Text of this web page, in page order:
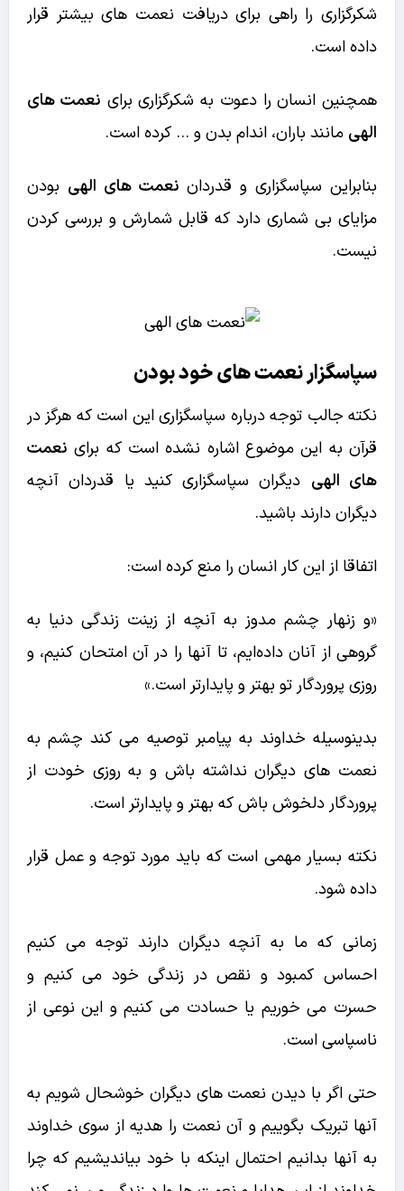
شکرگزاری را راهی برای دریافت نعمت های بیشتر قرار
داده است.
همچنین انسان را دعوت به شکرگزاری برای نعمت های
الهی مانند باران، اندام بدن و … کرده است.
بنابراین سپاسگزاری و قدردان نعمت های الهی بودن
مزایای بی شماری دارد که قابل شمارش و بررسی کردن
نیست.
سپاسگزار نعمت های خود بودن
نکته جالب توجه درباره سپاسگزاری این است که هرگز در
قرآن به این موضوع اشاره نشده است که برای نعمت
های الهی دیگران سپاسگزاری کنید یا قدردان آنچه
دیگران دارند باشید.
اتفاقا از این کار انسان را منع کرده است:
«و زنهار چشم مدوز به آنچه از زينت زندگى دنيا به
گروهى از آنان داده‌ايم، تا آنها را در آن امتحان كنيم، و
روزى پروردگار تو بهتر و پايدارتر است.»
بدینوسیله خداوند به پیامبر توصیه می کند چشم به
نعمت های دیگران نداشته باش و به روزی خودت از
پروردگار دلخوش باش که بهتر و پایدارتر است.
نکته بسیار مهمی است که باید مورد توجه و عمل قرار
داده شود.
زمانی که ما به آنچه دیگران دارند توجه می کنیم
احساس کمبود و نقص در زندگی خود می کنیم و
حسرت می خوریم یا حسادت می کنیم و این نوعی از
ناسپاسی است.
حتی اگر با دیدن نعمت های دیگران خوشحال شویم به
آنها تبریک بگوییم و آن نعمت را هدیه از سوی خداوند
به آنها بدانیم احتمال اینکه با خود بیاندیشیم که چرا